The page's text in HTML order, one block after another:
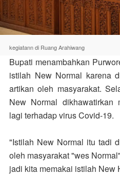
kegiatann di Ruang Arahiwang
Bupati menambahkan
istilah New Normal karena
artikan oleh masyarakat.
New Normal dikhawatirkan
lagi terhadap virus Covid-19.
"Istilah New Normal itu tadi
oleh masyarakat "wes
jadi kita memakai istilah New